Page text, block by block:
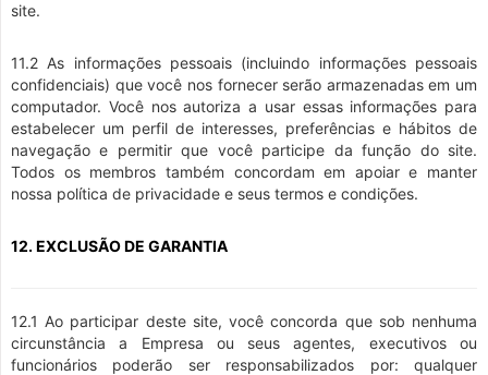
site.
11.2 As informações pessoais (incluindo informações pessoais
confidenciais) que você nos fornecer serão armazenadas em um
computador. Você nos autoriza a usar essas informações para
estabelecer um perfil de interesses, preferências e hábitos de
navegação e permitir que você participe da função do site.
Todos os membros também concordam em apoiar e manter
nossa política de privacidade e seus termos e condições.
12. EXCLUSÃO DE GARANTIA
12.1 Ao participar deste site, você concorda que sob nenhuma
circunstância a Empresa ou seus agentes, executivos ou
funcionários poderão ser responsabilizados por: qualquer